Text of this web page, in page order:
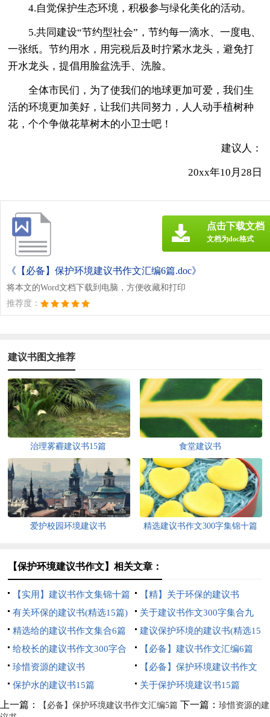
4.自觉保护生态环境，积极参与绿化美化的活动。
5.共同建设“节约型社会”，节约每一滴水、一度电、
一张纸。节约用水，用完税后及时拧紧水龙头，避免打
开水龙头，提倡用脸盆洗手、洗脸。
全体市民们，为了使我们的地球更加可爱，我们生
活的环境更加美好，让我们共同努力，人人动手植树种
花，个个争做花草树木的小卫士吧！
建议人：
20xx年10月28日
《【必备】保护环境建议书作文汇编6篇.doc》
将本文的Word文档下载到电脑，方便收藏和打印
推荐度：
点击下载文档
文档为doc格式
建议书图文推荐
治理雾霾建议书15篇 食堂建议书
爱护校园环境建议书 精选建议书作文300字集锦十篇
【保护环境建议书作文】相关文章：
【实用】建议书作文集锦十篇
【精】关于环保的建议书
有关环保的建议书(精选15篇)
关于建议书作文300字集合九
篇
精选给的建议书作文集合6篇
建议保护环境的建议书(精选15
篇)
给校长的建议书作文300字合
集8篇
【必备】建议书作文汇编6篇
珍惜资源的建议书
【必备】保护环境建议书作文
汇编5篇
保护水的建议书15篇 关于保护环境建议书15篇
上一篇： 【必备】保护环境建议书作文汇编5篇 下一篇： 珍惜资源的建